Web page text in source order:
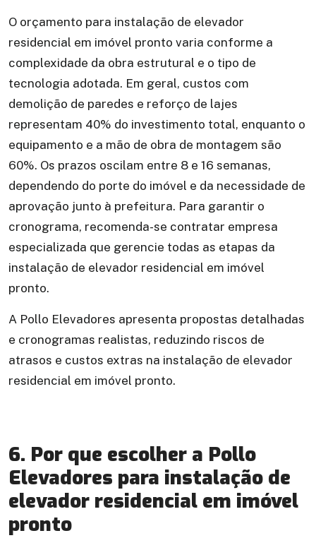
O orçamento para instalação de elevador
residencial em imóvel pronto varia conforme a
complexidade da obra estrutural e o tipo de
tecnologia adotada. Em geral, custos com
demolição de paredes e reforço de lajes
representam 40% do investimento total, enquanto o
equipamento e a mão de obra de montagem são
60%. Os prazos oscilam entre 8 e 16 semanas,
dependendo do porte do imóvel e da necessidade de
aprovação junto à prefeitura. Para garantir o
cronograma, recomenda-se contratar empresa
especializada que gerencie todas as etapas da
instalação de elevador residencial em imóvel
pronto.
A Pollo Elevadores apresenta propostas detalhadas
e cronogramas realistas, reduzindo riscos de
atrasos e custos extras na instalação de elevador
residencial em imóvel pronto.
6. Por que escolher a Pollo
Elevadores para instalação de
elevador residencial em imóvel
pronto